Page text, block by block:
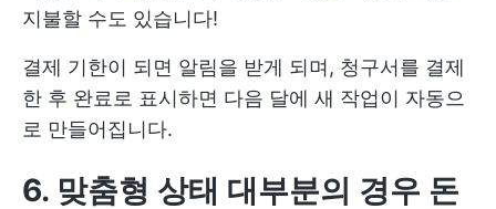
지불할 수도 있습니다!
결제 기한이 되면 알림을 받게 되며, 청구서를 결제
한 후 완료로 표시하면 다음 달에 새 작업이 자동으
로 만들어집니다.
6. 맞춤형 상태 대부분의 경우 돈